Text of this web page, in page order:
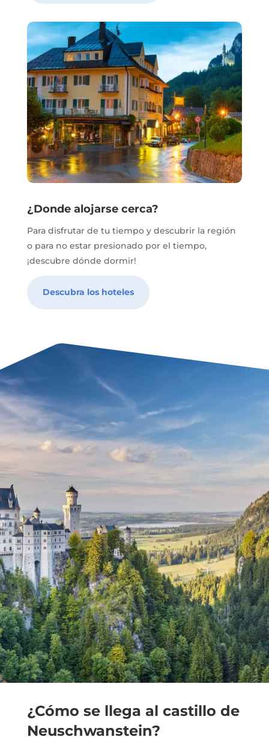
¿Donde alojarse cerca?
Para disfrutar de tu tiempo y descubrir la región
o para no estar presionado por el tiempo,
¡descubre dónde dormir!
Descubra los hoteles
¿Cómo se llega al castillo de
Neuschwanstein?